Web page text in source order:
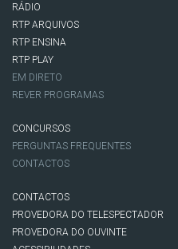
RÁDIO
RTP ARQUIVOS
RTP ENSINA
RTP PLAY
EM DIRETO
REVER PROGRAMAS
CONCURSOS
PERGUNTAS FREQUENTES
CONTACTOS
CONTACTOS
PROVEDORA DO TELESPECTADOR
PROVEDORA DO OUVINTE